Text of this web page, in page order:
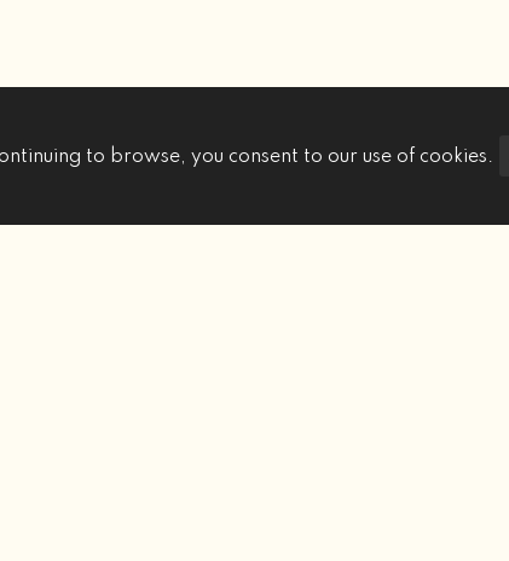
to browse, you consent to our use of cookies.